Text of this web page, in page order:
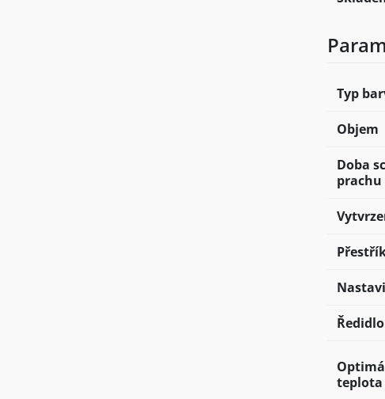
Typ
Objem
Doba
prachu
Ředidlo
teplota